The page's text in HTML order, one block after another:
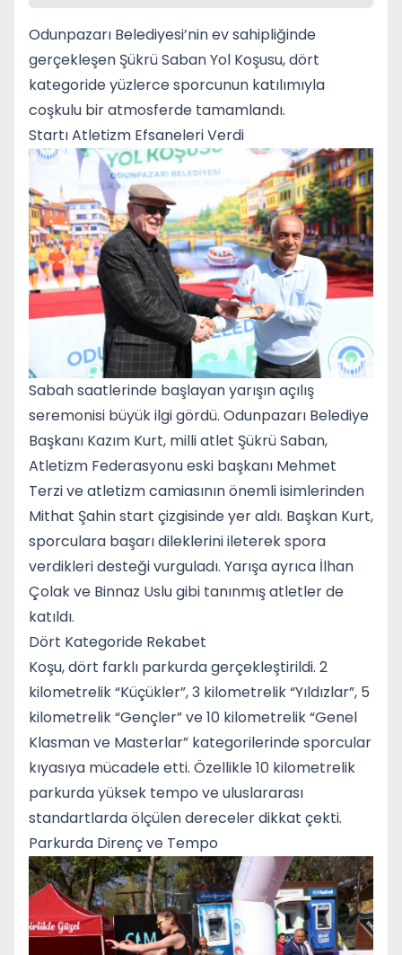
Odunpazarı Belediyesi’nin ev sahipliğinde
gerçekleşen Şükrü Saban Yol Koşusu, dört
kategoride yüzlerce sporcunun katılımıyla
coşkulu bir atmosferde tamamlandı.
Startı Atletizm Efsaneleri Verdi
Sabah saatlerinde başlayan yarışın açılış
seremonisi büyük ilgi gördü. Odunpazarı Belediye
Başkanı Kazım Kurt, milli atlet Şükrü Saban,
Atletizm Federasyonu eski başkanı Mehmet
Terzi ve atletizm camiasının önemli isimlerinden
Mithat Şahin start çizgisinde yer aldı. Başkan Kurt,
sporculara başarı dileklerini ileterek spora
verdikleri desteği vurguladı. Yarışa ayrıca İlhan
Çolak ve Binnaz Uslu gibi tanınmış atletler de
katıldı.
Dört Kategoride Rekabet
Koşu, dört farklı parkurda gerçekleştirildi. 2
kilometrelik “Küçükler”, 3 kilometrelik “Yıldızlar”, 5
kilometrelik “Gençler” ve 10 kilometrelik “Genel
Klasman ve Masterlar” kategorilerinde sporcular
kıyasıya mücadele etti. Özellikle 10 kilometrelik
parkurda yüksek tempo ve uluslararası
standartlarda ölçülen dereceler dikkat çekti.
Parkurda Direnç ve Tempo